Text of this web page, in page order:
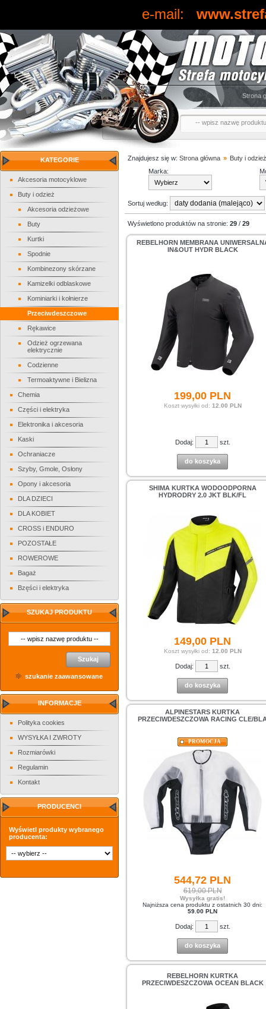
e-mail:
Strona
KATEGORIE
Akcesoria motocyklowe
Buty i odzież
Akcesoria odzieżowe
Buty
Kurtki
Spodnie
Kombinezony skórzane
Kamizelki odblaskowe
Kominiarki i kołnierze
Przeciwdeszczowe
Rękawice
Odzież ogrzewana
elektrycznie
Codzienne
Termoaktywne i Bielizna
Chemia
Części i elektryka
Elektronika i akcesoria
Kaski
Ochraniacze
Szyby, Gmole, Osłony
Opony i akcesoria
DLA DZIECI
DLA KOBIET
CROSS i ENDURO
POZOSTAŁE
ROWEROWE
Bagaż
Bzęści i elektryka
SZUKAJ PRODUKTU
Szukaj
szukanie zaawansowane
INFORMACJE
Polityka cookies
WYSYŁKA I ZWROTY
Rozmiarówki
Regulamin
Kontakt
PRODUCENCI
Wyświetl produkty wybranego
producenta:
Znajdujesz się w: Strona główna » Buty i odzież
Marka:
Sortuj według:
Wyświetlono produktów na stronie: 29 / 29
REBELHORN MEMBRANA
IN&OUT HYDR BLACK
199,00 PLN
Koszt wysyłki od: 12.00 PLN
Dodaj: szt.
do koszyka
SHIMA KURTKA WODOODPORNA
HYDRODRY 2.0 JKT BLK/FL
149,00 PLN
Koszt wysyłki od: 12.00 PLN
Dodaj: szt.
do koszyka
ALPINESTARS KURTKA
PRZECIWDESZCZOWA RACING CLE/
PROMOCJA
544,72 PLN
619,00 PLN
Wysyłka gratis!
Najniższa cena produktu z ostatnich 30 dni:
59.00 PLN
Dodaj: szt.
do koszyka
REBELHORN KURTKA
PRZECIWDESZCZOWA OCEAN BLACK